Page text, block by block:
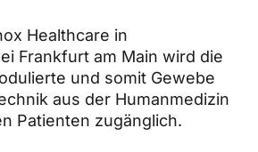
Healthcare in
Frankfurt am Main wird die
und somit Gewebe
aus der Humanmedizin
Patienten zugänglich.